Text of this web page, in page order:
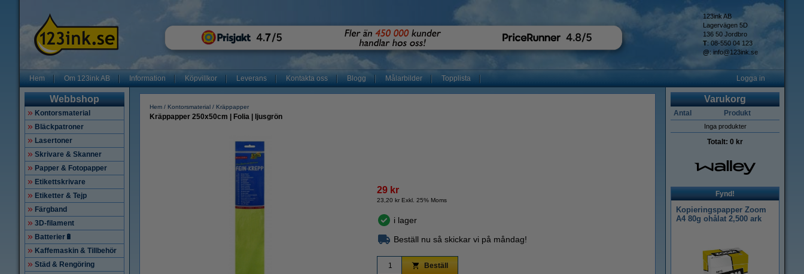
123ink AB
Lagervägen 5D
136 50 Jordbro
T: 08-550 04 123
@: info@123ink.se
Hem Om 123ink AB Information Köpvillkor Leverans Kontakta oss Blogg Målarbilder Topplista Logga in
Webbshop
Kontorsmaterial
Bläckpatroner
Lasertoner
Skrivare & Skanner
Papper & Fotopapper
Etikettskrivare
Etiketter & Tejp
Färgband
3D-filament
Batterier🔋
Kaffemaskin & Tillbehör
Städ & Rengöring
Hem Kontorsmaterial Kräppapper
Kräppapper 250x50cm | Folia | ljusgrön
29 kr
23,20 kr Exkl. 25% Moms
i lager
Beställ nu så skickar vi på måndag!
Beställ
Varukorg
Antal Produkt
Inga produkter
Totalt: 0 kr
Fynd!
Kopieringspapper Zoom
A4 80g ohålat 2,500 ark